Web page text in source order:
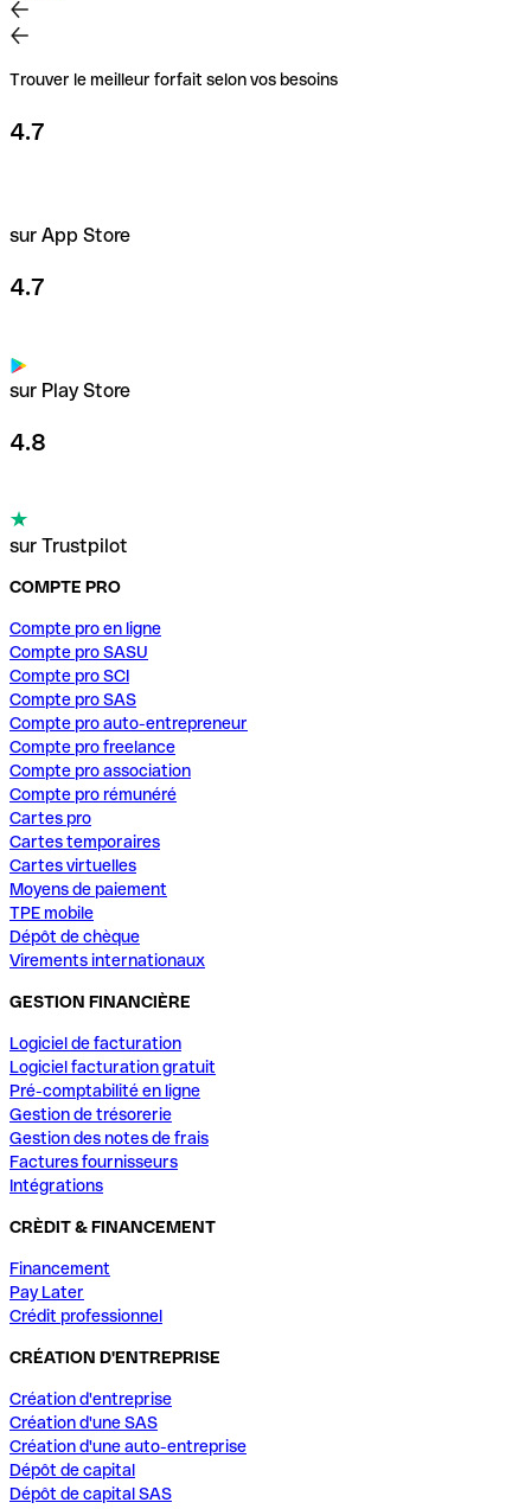
Trouver le meilleur forfait selon vos besoins
4.7
sur App Store
4.7
sur Play Store
4.8
sur Trustpilot
COMPTE PRO
Compte pro en ligne
Compte pro SASU
Compte pro SCI
Compte pro SAS
Compte pro auto-entrepreneur
Compte pro freelance
Compte pro association
Compte pro rémunéré
Cartes pro
Cartes temporaires
Cartes virtuelles
Moyens de paiement
TPE mobile
Dépôt de chèque
Virements internationaux
GESTION FINANCIÈRE
Logiciel de facturation
Logiciel facturation gratuit
Pré-comptabilité en ligne
Gestion de trésorerie
Gestion des notes de frais
Factures fournisseurs
Intégrations
CRÈDIT & FINANCEMENT
Financement
Pay Later
Crédit professionnel
CRÉATION D'ENTREPRISE
Création d'entreprise
Création d'une SAS
Création d'une auto-entreprise
Dépôt de capital
Dépôt de capital SAS